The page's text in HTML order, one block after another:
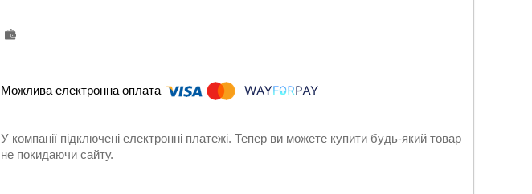
У компанії підключені електронні платежі. Тепер ви можете купити будь-який товар
не покидаючи сайту.